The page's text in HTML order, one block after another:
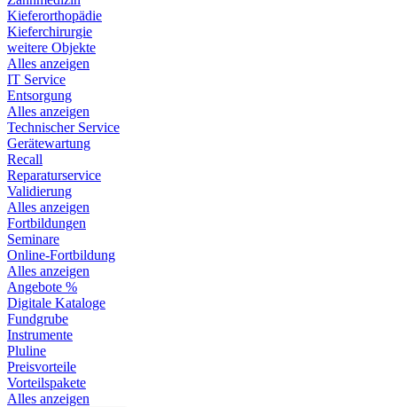
Kieferorthopädie
Kieferchirurgie
weitere Objekte
Alles anzeigen
IT Service
Entsorgung
Alles anzeigen
Technischer Service
Gerätewartung
Recall
Reparaturservice
Validierung
Alles anzeigen
Fortbildungen
Seminare
Online-Fortbildung
Alles anzeigen
Angebote %
Digitale Kataloge
Fundgrube
Instrumente
Pluline
Preisvorteile
Vorteilspakete
Alles anzeigen